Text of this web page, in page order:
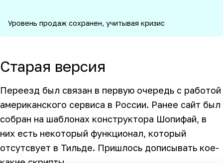
Уровень продаж сохранен, учитывая кризис
Старая версия
Переезд был связан в первую очередь с работой
американского сервиса в России. Ранее сайт был
собран на шаблонах конструктора Шопифай, в
них есть некоторый функционал, который
отсутсвует в Тильде. Пришлось дописывать кое-